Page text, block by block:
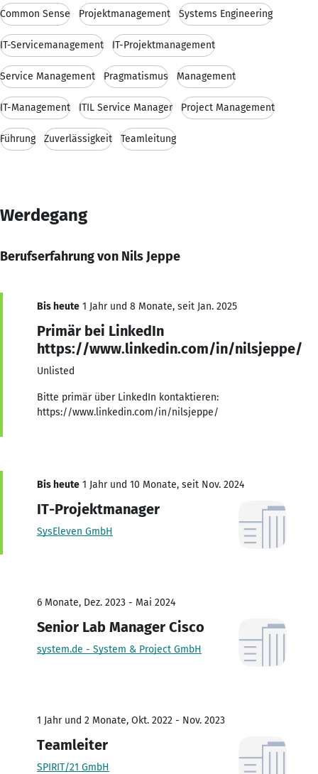
Common Sense Projektmanagement Systems Engineering
IT-Servicemanagement IT-Projektmanagement
Service Management Pragmatismus Management
IT-Management ITIL Service Manager Project Management
Führung Zuverlässigkeit Teamleitung
Werdegang
Berufserfahrung von Nils Jeppe
Bis heute 1 Jahr und 8 Monate, seit Jan. 2025
Primär bei LinkedIn
https://www.linkedin.com/in/nilsjeppe/
Unlisted
Bitte primär über LinkedIn kontaktieren:
https://www.linkedin.com/in/nilsjeppe/
Bis heute 1 Jahr und 10 Monate, seit Nov. 2024
IT-Projektmanager
SysEleven GmbH
6 Monate, Dez. 2023 - Mai 2024
Senior Lab Manager Cisco
system.de - System & Project GmbH
1 Jahr und 2 Monate, Okt. 2022 - Nov. 2023
Teamleiter
SPIRIT/21 GmbH